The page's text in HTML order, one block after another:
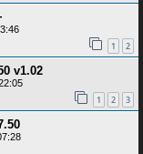
1 2
v1.02
1 2 3